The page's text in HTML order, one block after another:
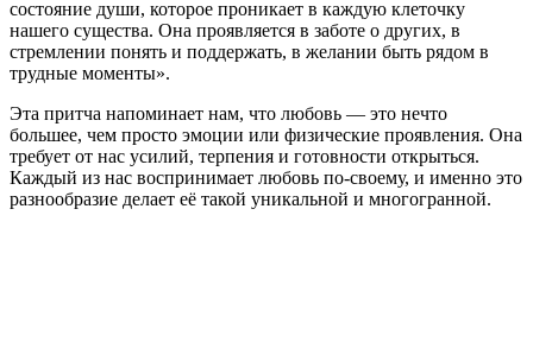
состояние души, которое проникает в каждую клеточку
нашего существа. Она проявляется в заботе о других, в
стремлении понять и поддержать, в желании быть рядом в
трудные моменты».
Эта притча напоминает нам, что любовь — это нечто
большее, чем просто эмоции или физические проявления. Она
требует от нас усилий, терпения и готовности открыться.
Каждый из нас воспринимает любовь по-своему, и именно это
разнообразие делает её такой уникальной и многогранной.